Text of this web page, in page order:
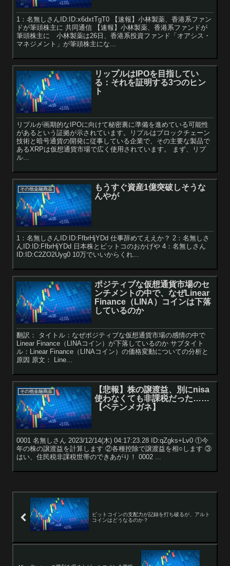
1：名無しさんID:ID:x6dxtTgT0 【速報】小林製薬、香港系ファン
ドが筆頭株主に 共同通信 【速報】小林製薬、香港系ファンドが
筆頭株主に 小林製薬は26日、香港系投資ファンド「オアシス・
マネジメント」が筆頭株主にな...
リップルはIPOを目指してい
る：それを証明する3つのヒン
ト
リプルが画期的なIPOに向けて秘密裏に準備を進めている可能性
があるという証拠が示されています。リプルはブロックチェーン
技術と暗号通貨の開発に従事している企業で、その主要な製品で
あるXRPは仮想通貨市場で広く使用されています。 まず、リプ
ル...
その他金融商品
もうすぐ資産1億突破しそうな
んやが
1：名無しさんID:ID:FfbrHjYDd 仕事辞めてええか？ 2：名無しさ
んID:ID:FfbrHjYDd 日本株とビットコのおかげや 4：名無しさん
ID:ID:C2ZO2Uyg0 10万でいいからくれ...
ポジティブな仮想通貨市場のセ
ンチメントの中で、なぜLinear
Finance（LINA）コインは下落
しているのか
翻訳： タイトル：なぜポジティブな仮想通貨市場の感情の中で
Linear Finance（LINAコイン）が下落しているのか サブタイト
ル：Linear Finance（LINAコイン）の価格変動についての分析と
原因 原文： Line...
その他金融商品
【悲報】株の譲渡益、別にnisa
使わなくても非課税だった……
【ペテンメガネ】
0001 名無しさん 2023/12/14(木) 04:17:23.28 ID:qZgks+Lv0 ①今
年の株の譲渡益を計算します ②各種控除で譲渡益を相○します ③
はい、住民税非課税世帯のできあがり！ 0002 ...
ビットコインの支配力が記録を打ち破るが、アルト
コインはどうなるのか？